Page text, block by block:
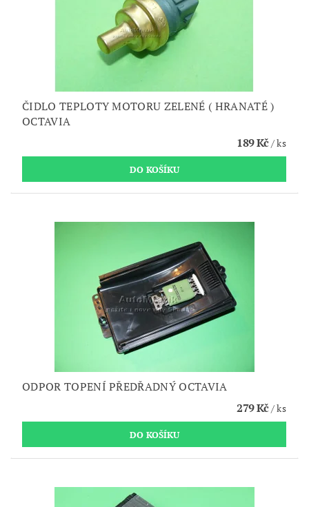
ČIDLO TEPLOTY MOTORU ZELENÉ ( HRANATÉ )
OCTAVIA
189 Kč/ ks
ODPOR TOPENÍ PŘEDŘADNÝ OCTAVIA
279 Kč/ ks